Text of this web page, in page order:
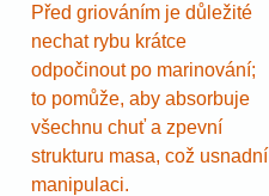
Před griováním je důležité
nechat rybu krátce
odpočinout po marinování;
to pomůže, aby absorbuje
všechnu chuť a zpevní
strukturu masa, což usnadní
manipulaci.